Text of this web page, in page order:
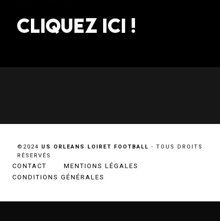
CLIQUEZ ICI !
©2024 US ORLEANS LOIRET FOOTBALL - TOUS DROITS
RÉSERVÉS
CONTACT
MENTIONS LÉGALES
CONDITIONS GÉNÉRALES